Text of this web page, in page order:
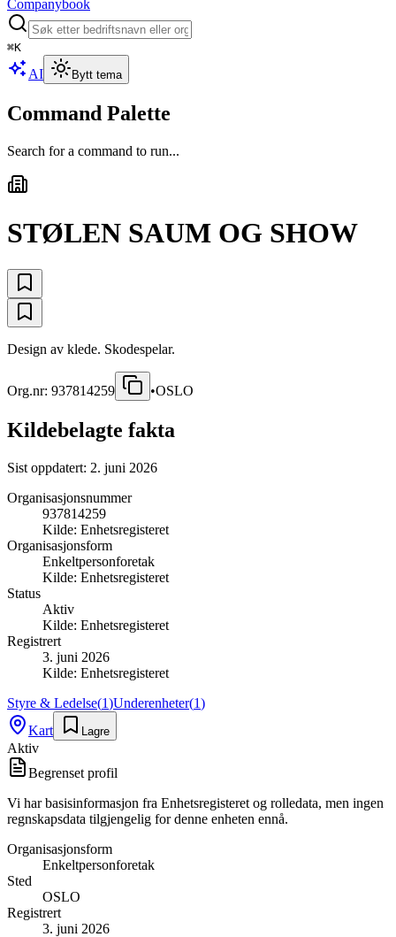
Companybook
⌘K
AI Bytt tema
Command Palette
Search for a command to run...
STØLEN SAUM OG SHOW
Design av klede. Skodespelar.
Org.nr: 937814259 •OSLO
Kildebelagte fakta
Sist oppdatert: 2. juni 2026
Organisasjonsnummer
937814259
Kilde: Enhetsregisteret
Organisasjonsform
Enkeltpersonforetak
Kilde: Enhetsregisteret
Status
Aktiv
Kilde: Enhetsregisteret
Registrert
3. juni 2026
Kilde: Enhetsregisteret
Styre & Ledelse(1)Underenheter(1)
Kart
Lagre
Aktiv
Begrenset profil
Vi har basisinformasjon fra Enhetsregisteret og rolledata, men ingen
regnskapsdata tilgjengelig for denne enheten ennå.
Organisasjonsform
Enkeltpersonforetak
Sted
OSLO
Registrert
3. juni 2026